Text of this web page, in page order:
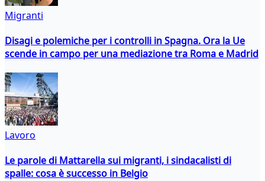
Migranti
Disagi e polemiche per i controlli in Spagna. Ora la Ue
scende in campo per una mediazione tra Roma e Madrid
Lavoro
Le parole di Mattarella sui migranti, i sindacalisti di
spalle: cosa è successo in Belgio